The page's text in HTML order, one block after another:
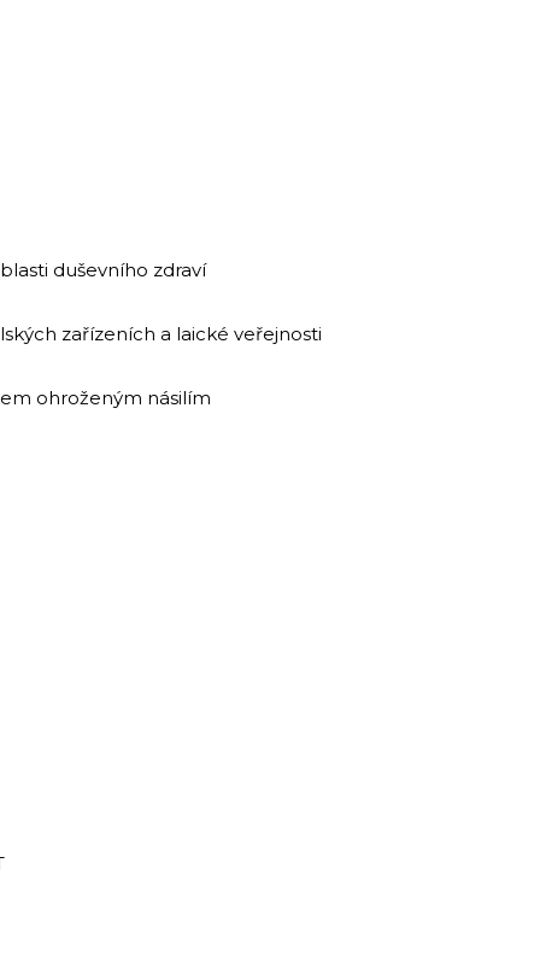
duševního zdraví
zařízeních a laické veřejnosti
ohroženým násilím